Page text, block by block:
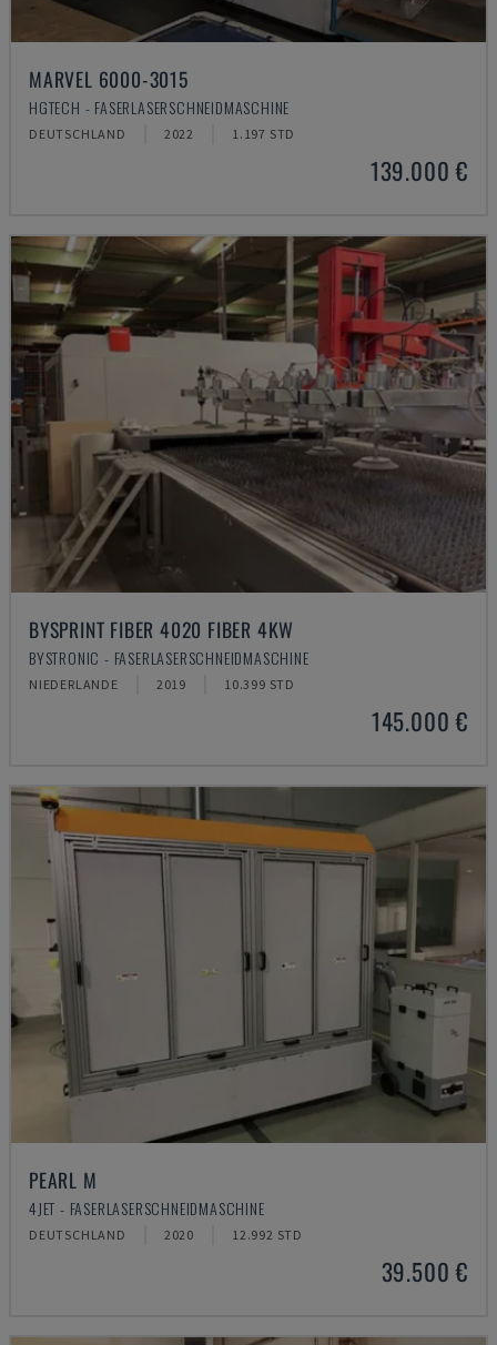
MARVEL 6000-3015
HGTECH - FASERLASERSCHNEIDMASCHINE
DEUTSCHLAND 2022 1.197 STD
139.000 €
BYSPRINT FIBER 4020 FIBER 4KW
BYSTRONIC - FASERLASERSCHNEIDMASCHINE
NIEDERLANDE 2019 10.399 STD
145.000 €
PEARL M
4JET - FASERLASERSCHNEIDMASCHINE
DEUTSCHLAND 2020 12.992 STD
39.500 €